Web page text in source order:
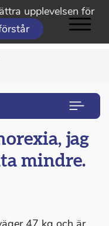
upplevelsen för
jag
mindre.